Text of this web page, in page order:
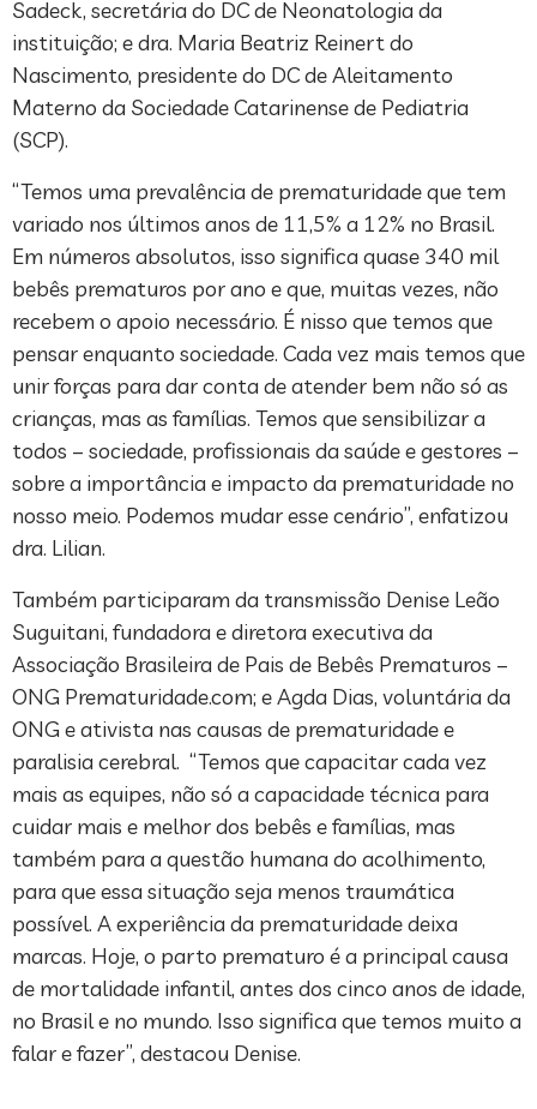
Sadeck, secretária do DC de Neonatologia da
instituição; e dra. Maria Beatriz Reinert do
Nascimento, presidente do DC de Aleitamento
Materno da Sociedade Catarinense de Pediatria
(SCP).
“Temos uma prevalência de prematuridade que tem
variado nos últimos anos de 11,5% a 12% no Brasil.
Em números absolutos, isso significa quase 340 mil
bebês prematuros por ano e que, muitas vezes, não
recebem o apoio necessário. É nisso que temos que
pensar enquanto sociedade. Cada vez mais temos que
unir forças para dar conta de atender bem não só as
crianças, mas as famílias. Temos que sensibilizar a
todos – sociedade, profissionais da saúde e gestores –
sobre a importância e impacto da prematuridade no
nosso meio. Podemos mudar esse cenário”, enfatizou
dra. Lilian.
Também participaram da transmissão Denise Leão
Suguitani, fundadora e diretora executiva da
Associação Brasileira de Pais de Bebês Prematuros –
ONG Prematuridade.com; e Agda Dias, voluntária da
ONG e ativista nas causas de prematuridade e
paralisia cerebral. “Temos que capacitar cada vez
mais as equipes, não só a capacidade técnica para
cuidar mais e melhor dos bebês e famílias, mas
também para a questão humana do acolhimento,
para que essa situação seja menos traumática
possível. A experiência da prematuridade deixa
marcas. Hoje, o parto prematuro é a principal causa
de mortalidade infantil, antes dos cinco anos de idade,
no Brasil e no mundo. Isso significa que temos muito a
falar e fazer”, destacou Denise.